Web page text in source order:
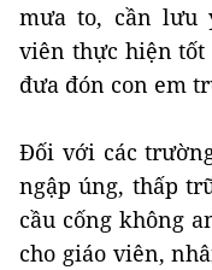
mưa to, cần lưu
viên thực hiện
đưa đón con em
Đối với các
ngập úng, thấp
cầu cống không
cho giáo viên,